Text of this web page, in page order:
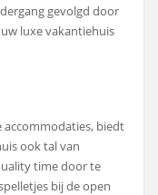
gevolgd door
luxe vakantiehuis
accommodaties, biedt
ook tal van
time door te
bij de open